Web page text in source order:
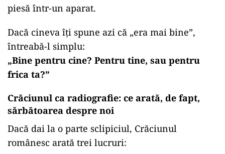
piesă într-un aparat.
Dacă cineva îți spune azi că „era mai bine”,
întreabă-l simplu:
„Bine pentru cine? Pentru tine, sau pentru
frica ta?”
Crăciunul ca radiografie: ce arată, de fapt,
sărbătoarea despre noi
Dacă dai la o parte sclipiciul, Crăciunul
românesc arată trei lucruri: